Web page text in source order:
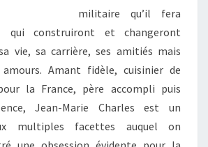
militaire qu’il fera
qui construiront et changeront
vie, sa carrière, ses amitiés mais
Amant fidèle, cuisinier de
la France, père accompli puis
Jean-Marie Charles est un
multiples facettes auquel on